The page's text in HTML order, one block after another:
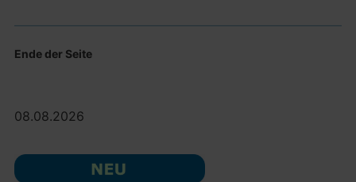
08.08.2026
Ende der Seite